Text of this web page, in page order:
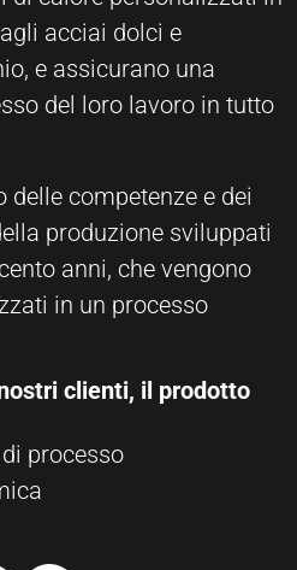
acciai dolci e
e assicurano una
del loro lavoro in tutto
delle competenze e dei
produzione sviluppati
anni, che vengono
in un processo
clienti, il prodotto
processo